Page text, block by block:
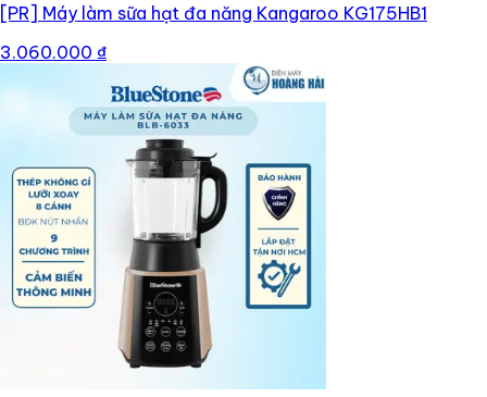
[PR] Máy làm sữa hạt đa năng Kangaroo KG175HB1
3.060.000 ₫